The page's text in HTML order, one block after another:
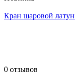
Кран шаровой
0 отзывов